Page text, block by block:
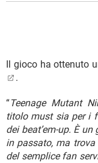
Il gioco ha ottenuto
.
“Teenage Mutant
titolo must sia per i
dei beat’em-up. È
in passato, ma trova
del semplice fan